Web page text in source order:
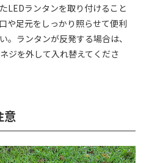
LEDランタンを取り付けること
や足元をしっかり照らせて便利
。ランタンが反発する場合は、
ジを外して入れ替えてくださ
意